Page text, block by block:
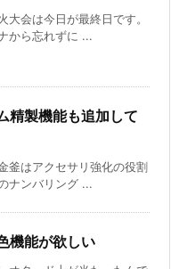
大会は今日が最終日です。
から忘れずに ...
精製機能も追加して
釜はアクセサリ強化の役割
ナンバリング ...
機能が欲しい